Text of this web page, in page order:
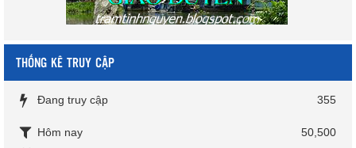
THỐNG KÊ TRUY CẬP
Đang truy cập 355
Hôm nay
50,500